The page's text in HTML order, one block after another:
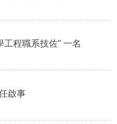
工程職系技佐" 一名
啟事